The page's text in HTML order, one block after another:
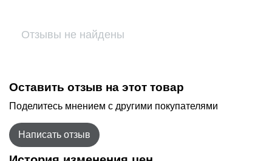
Отзывы не найдены
Оставить отзыв на этот товар
Поделитесь мнением с другими покупателями
Написать отзыв